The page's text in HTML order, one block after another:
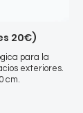
20€)
para la
exteriores.
cm.